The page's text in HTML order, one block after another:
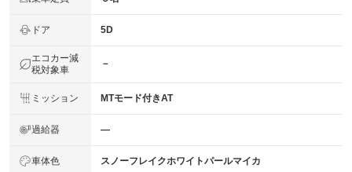
ドア 5D
エコカー減
税対象車
－
ミッション MTモード付きAT
過給器 ―
車体色 スノーフレイクホワイトパールマイカ